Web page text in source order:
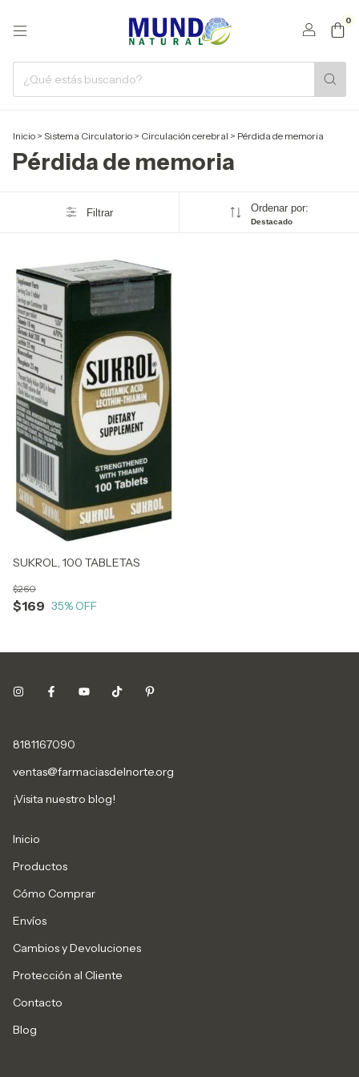
0
Inicio > Sistema Circulatorio > Circulación cerebral > Pérdida de memoria
Pérdida de memoria
Filtrar Ordenar por:
Destacado
SUKROL, 100 TABLETAS
$169
$260
35% OFF
8181167090
ventas@farmaciasdelnorte.org
¡Visita nuestro blog!
Inicio
Productos
Cómo Comprar
Envíos
Cambios y Devoluciones
Protección al Cliente
Contacto
Blog